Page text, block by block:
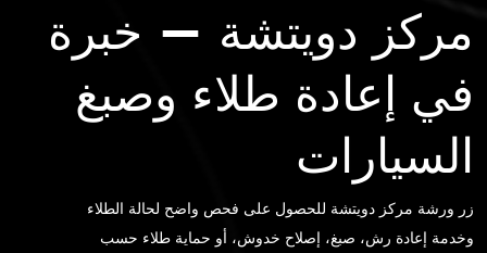
مركز دويتشة — خبرة
في إعادة طلاء وصبغ
السيارات
زر ورشة مركز دويتشة للحصول على فحص واضح لحالة الطلاء
وخدمة إعادة رش، صبغ، إصلاح خدوش، أو حماية طلاء حسب